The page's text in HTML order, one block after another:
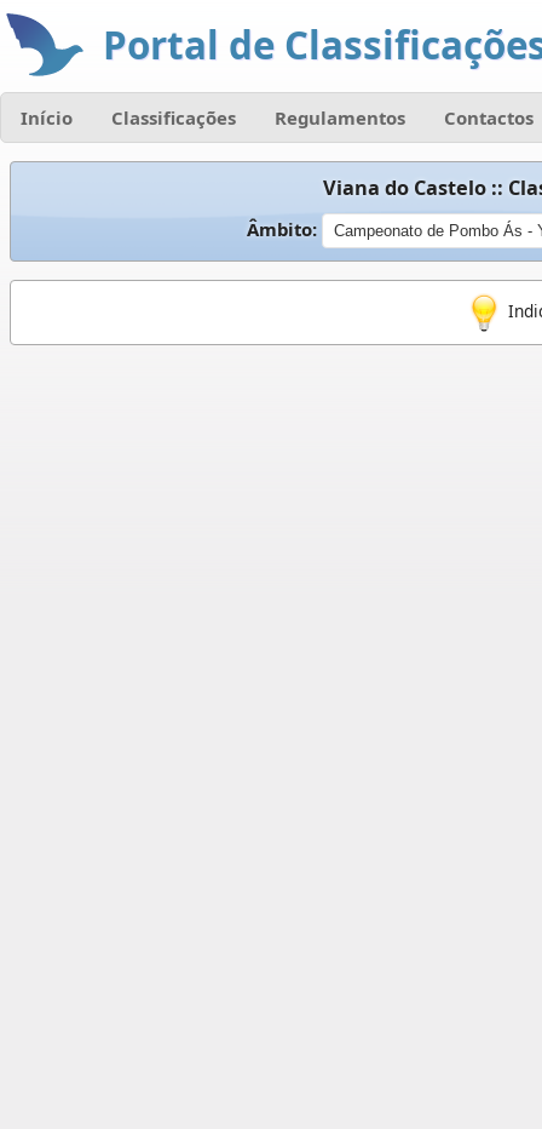
Portal de
Início Classificações Regulamentos Contactos
Viana do Castelo ::
Âmbito: